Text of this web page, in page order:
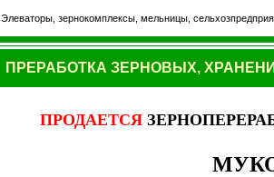
Элеваторы, зернокомплексы, мельницы,
ПРЕРАБОТКА ЗЕРНОВЫХ,
ПРОДАЕТСЯ